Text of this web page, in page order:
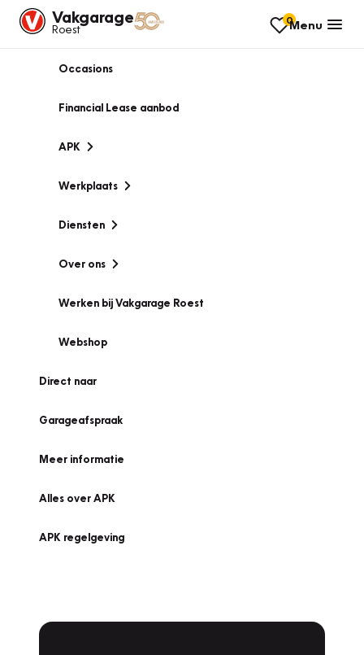
Vakgarage
Roest
0Menu
Occasions
Financial Lease aanbod
APK
Werkplaats
Diensten
Over ons
Werken bij Vakgarage Roest
Webshop
Direct naar
Garageafspraak
Meer informatie
Alles over APK
APK regelgeving